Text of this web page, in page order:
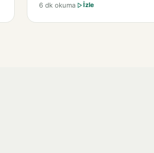
6 dk okuma İzle